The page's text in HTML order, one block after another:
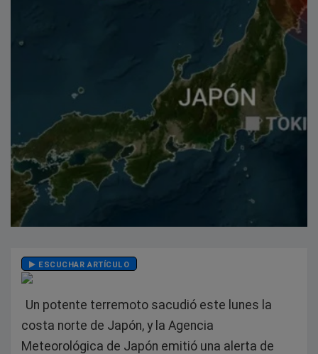
ESCUCHAR ARTÍCULO
Un potente terremoto sacudió este lunes la
costa norte de Japón, y la Agencia
Meteorológica de Japón emitió una alerta de